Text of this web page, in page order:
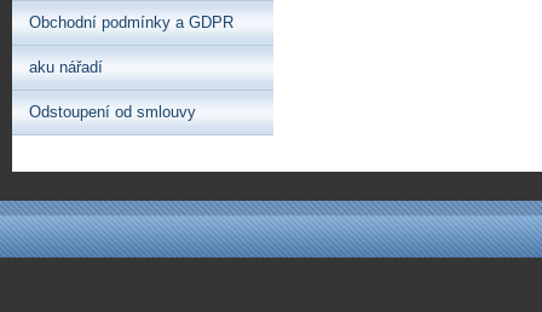
Obchodní podmínky a GDPR
aku nářadí
Odstoupení od smlouvy